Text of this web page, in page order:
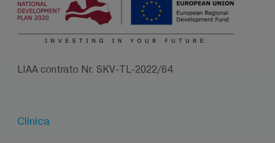
LIAA contrato Nr. SKV-TL-2022/64
Clínica